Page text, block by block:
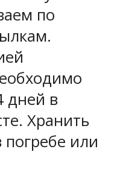
по
дней в
Хранить
погребе или